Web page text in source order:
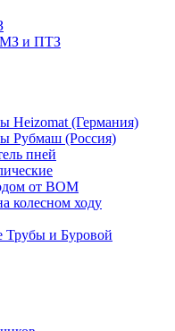
и ПТЗ
Heizomat (Германия)
Рубмаш (Россия)
пней
от ВОМ
колесном ходу
Трубы и Буровой